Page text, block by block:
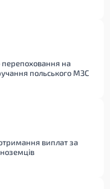
на
польського МЗС
виплат за